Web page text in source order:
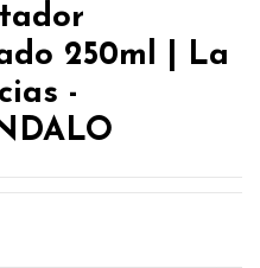
250ml | La
-